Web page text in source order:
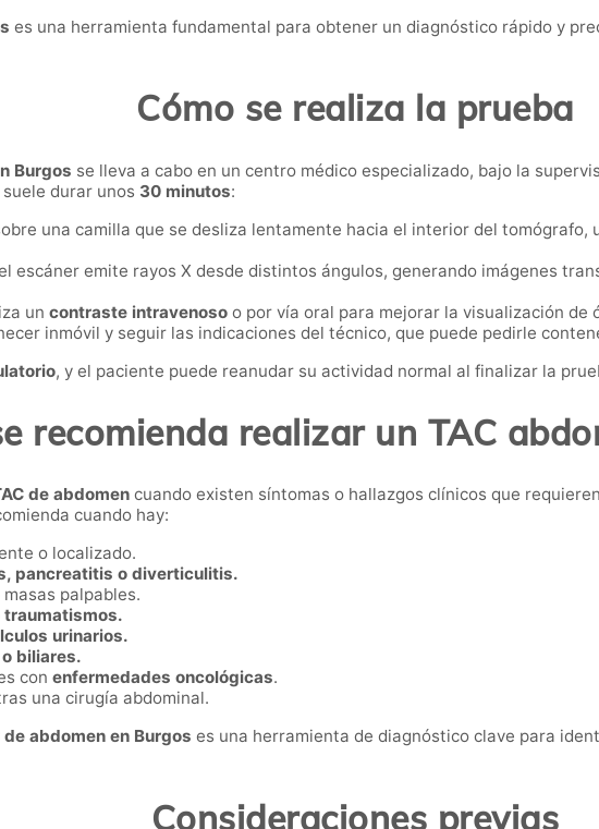
es una herramienta fundamental para obtener un diagnóstico rápido y
Cómo se realiza la prueba
Burgos se lleva a cabo en un centro médico especializado, bajo la
durar unos 30 minutos:
una camilla que se desliza lentamente hacia el interior del tomógrafo,
escáner emite rayos X desde distintos ángulos, generando imágenes
un contraste intravenoso o por vía oral para mejorar la visualización de
inmóvil y seguir las indicaciones del técnico, que puede pedirle
, y el paciente puede reanudar su actividad normal al finalizar la
recomienda realizar un TAC
de abdomen cuando existen síntomas o hallazgos clínicos que
cuando hay:
o localizado.
pancreatitis o diverticulitis.
masas palpables.
traumatismos.
urinarios.
biliares.
con enfermedades oncológicas.
una cirugía abdominal.
de abdomen en Burgos es una herramienta de diagnóstico clave para
Consideraciones previas